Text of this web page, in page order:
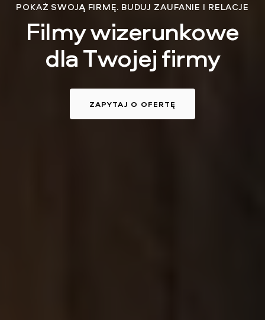
POKAŻ SWOJĄ FIRMĘ. BUDUJ ZAUFANIE I RELACJE
Filmy wizerunkowe
Filmywizerunkowe
dlaTwojejfirmy
ZAPYTAJ O OFERTĘ